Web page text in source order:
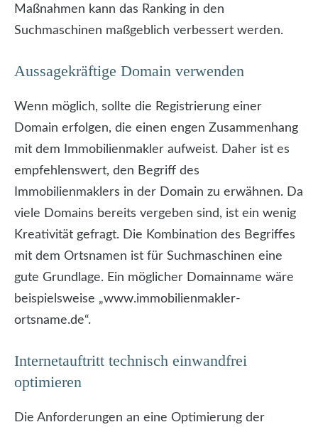
Maßnahmen kann das Ranking in den
Suchmaschinen maßgeblich verbessert werden.
Aussagekräftige Domain verwenden
Wenn möglich, sollte die Registrierung einer
Domain erfolgen, die einen engen Zusammenhang
mit dem Immobilienmakler aufweist. Daher ist es
empfehlenswert, den Begriff des
Immobilienmaklers in der Domain zu erwähnen. Da
viele Domains bereits vergeben sind, ist ein wenig
Kreativität gefragt. Die Kombination des Begriffes
mit dem Ortsnamen ist für Suchmaschinen eine
gute Grundlage. Ein möglicher Domainname wäre
beispielsweise „www.immobilienmakler-
ortsname.de“.
Internetauftritt technisch einwandfrei
optimieren
Die Anforderungen an eine Optimierung der